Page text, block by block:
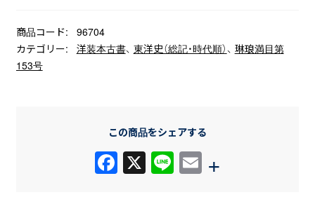
商品コード:
96704
カテゴリー:
洋装本古書、 東洋史（総記・時代順） 、 琳琅満目第
153号
この商品をシェアする
F X Li E
+